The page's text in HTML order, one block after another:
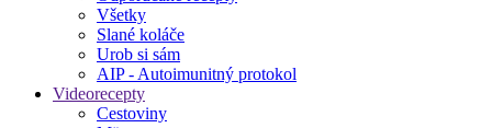
Všetky
Slané koláče
Urob si sám
AIP - Autoimunitný protokol
Videorecepty
Cestoviny